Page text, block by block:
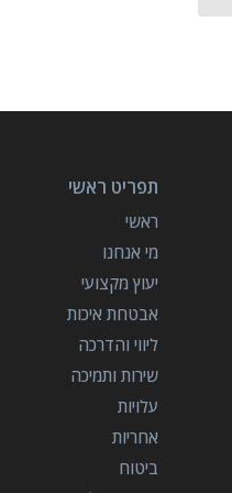
תפריט ראשי
ראשי
מי אנחנו
יעוץ מקצועי
אבטחת איכות
ליווי והדרכה
שירות ותמיכה
עלויות
אחריות
ביטוח